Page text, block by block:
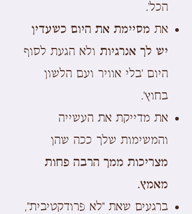
הכל'.
את מסיימת את היום כשעדין
יש לך אנרגיות ולא הגעת לסוף
היום 'בלי אוויר ועם הלשון
בחוץ'.
את מדייקת את העשייה
והמשימות שלך ככה שהן
מצריכות ממך הרבה פחות
מאמץ.
ברגעים שאת "לא פרודקטיבית",